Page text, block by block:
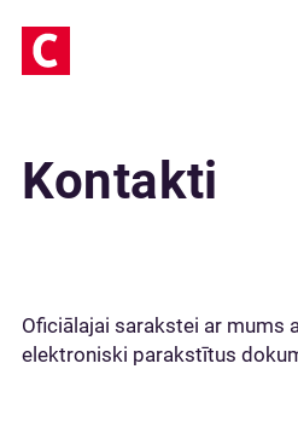
Kontakti
Oficiālajai sarakstei ar mums
elektroniski parakstītus